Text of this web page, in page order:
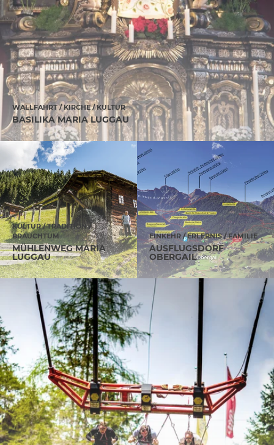
WALLFAHRT / KIRCHE / KULTUR
BASILIKA MARIA LUGGAU
KULTUR / TRADITION /
BRAUCHTUM
MÜHLENWEG MARIA
LUGGAU
EINKEHR / ERLEBNIS / FAMILIE
AUSFLUGSDORF
OBERGAIL